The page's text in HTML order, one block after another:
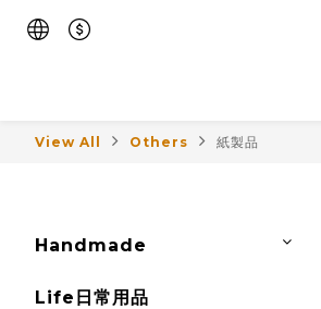
View All Others 紙製品
Handmade
Life日常用品